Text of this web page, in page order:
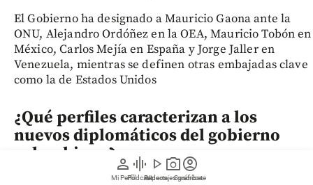
person
Mi Perfil
graphic_eq
Pódcast
play_arrow
Videos
photo_camera
Reportajes gráficos
account_circle
Suscríbete
El Gobierno ha designado a Mauricio Gaona ante la
ONU, Alejandro Ordóñez en la OEA, Mauricio Tobón en
México, Carlos Mejía en España y Jorge Jaller en
Venezuela, mientras se definen otras embajadas clave
como la de Estados Unidos
¿Qué perfiles caracterizan a los
nuevos diplomáticos del gobierno
colombiano?